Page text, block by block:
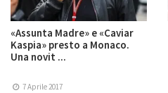
«Assunta Madre» e «Caviar
Kaspia» presto a Monaco.
Una novit ...
7 Aprile 2017